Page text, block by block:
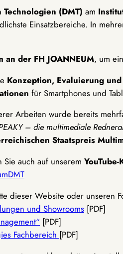
(DMT) am
Einsatzbereiche. In
an der FH JOANNEUM, um
Konzeption, Evaluierung
für Smartphones und
Arbeiten wurde bereits
– die multimediale
Staatspreis
Sie auch auf unserem YouTube-
dieser Website oder unseren
und Showrooms [PDF]
[PDF]
Fachbereich [PDF]